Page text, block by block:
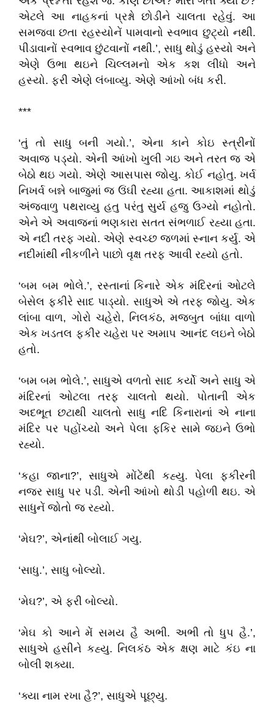
એટલે આ નાહકનાં પ્રશ્નો છોડીને ચાલતા રહેવું. આ
સમજવા છતા રહસ્યોનેં પામવાનો સ્વભાવ છુટ્યો નથી.
પીડાવાનોં સ્વભાવ છુંટવાનોં નથી.’, સાધુ થોડું હસ્યો અને
એણે ઉભા થઇને ચિલ્લમનો એક કશ લીધો અને
હસ્યો. ફરી એણે લંબાવ્યુ. એણે આંખો બંધ કરી.
***
‘તું તો સાધુ બની ગયો.’, એના કાને કોઇ સ્ત્રીનોં
અવાજ પડ્યો. એની આંખો ખુલી ગઇ અને તરત જ એ
બેઠો થઇ ગયો. એણે આસપાસ જોયુ. કોઈ નહોતુ. ખર્વ
નિખર્વ બન્ને બાજુમાં જ ઉંઘી રહ્યા હતા. આકાશમાં થોડું
અંજવાળુ પથરાવ્યુ હતુ પરંતુ સુર્ય હજુ ઉગ્યો નહોતો.
એને એ અવાજનાં ભણકારા સતત સંભળાઈ રહ્યા હતા.
એ નદી તરફ ગયો. એણે સ્વચ્છ જળમાં સ્નાન કર્યુ. એ
નદીમાંથી નીકળીને પાછો વૃક્ષ તરફ આવી રહ્યો હતો.
‘બમ બમ ભોલે.’, રસ્તાનાં કિનારે એક મંદિરનાં ઓટલે
બેસેલ ફકીરે સાદ પાડ્યો. સાધુએ એ તરફ જોયુ. એક
લાંબા વાળ, ગોરો ચહેરો, નિલકંઠ, મજબુત બાંધા વાળો
એક ખડતલ ફકીર ચહેરા પર અમાપ આનંદ લઇને બેઠો
હતો.
‘બમ બમ ભોલે.’, સાધુએ વળતો સાદ કર્યો અને સાધુ એ
મંદિરનાં ઓટલા તરફ ચાલતો થયો. પોતાની એક
અદભૂત છટાથી ચાલતો સાધુ નદિ કિનારાનાં એ નાના
મંદિર પર પહોંચ્યો અને પેલા ફકિર સામે જઇને ઉભો
રહ્યો.
‘કહા જાના?’, સાધુએ મોંટેંથી કહ્યુ. પેલા ફકીરની
નજર સાધુ પર પડી. એની આંખો થોડી પહોળી થઇ. એ
સાધુનેં જોતો જ રહ્યો.
‘મેઘ?’, એનાંથી બોલાઈ ગયુ.
‘સાધુ.’, સાધુ બોલ્યો.
‘મેઘ?’, એ ફરી બોલ્યો.
‘મેઘ કો આને મેં સમય હૈ અભી. અભી તો ધુપ હૈ.’,
સાધુએ હસીને કહ્યુ. નિલકંઠ એક ક્ષણ માટે કંઇ ના
બોલી શક્યા.
‘ક્યા નામ રખા હૈ?’, સાધુએ પૂછ્યુ.